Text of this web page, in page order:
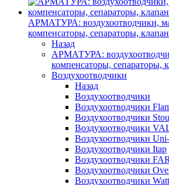
АРМАТУРА: воздухоотводчики,
компенсаторы, сепараторы,
Назад
АРМАТУРА:
компенсаторы, сепараторы,
Воздухоотводчики
Назад
Воздухоотводчики
Воздухоотводчики
Воздухоотводчики
Воздухоотводчики
Воздухоотводчики
Воздухоотводчики Itap
Воздухоотводчики FAR
Воздухоотводчики
Воздухоотводчики